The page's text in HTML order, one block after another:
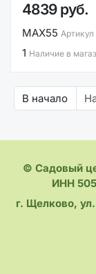
4839 руб.
MAX55 Артикул
1 Наличие в
В начало
© Садовый
ИНН
г. Щелково,